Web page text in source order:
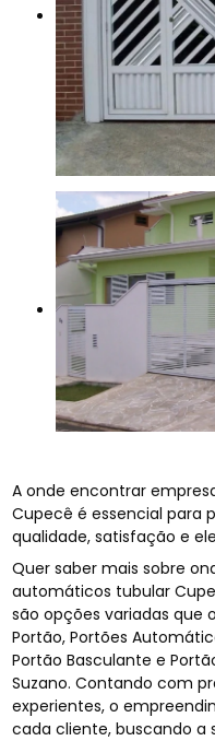
A onde encontrar
Cupecê é essencial para
qualidade, satisfação e
Quer saber mais sobre
automáticos tubular
são opções variadas que
Portão, Portões
Portão Basculante e
Suzano. Contando com
experientes, o
cada cliente, buscando a